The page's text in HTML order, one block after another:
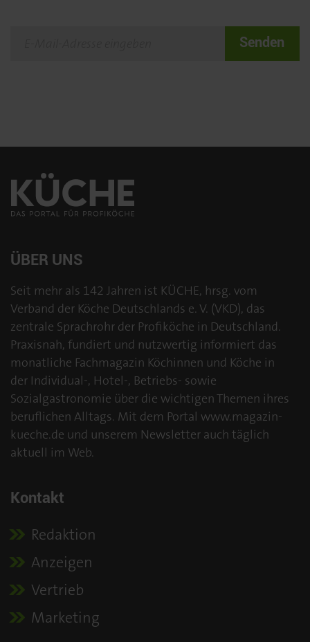
Senden
ÜBER UNS
Seit mehr als 142 Jahren ist KÜCHE, hrsg. vom
Verband der Köche Deutschlands e. V. (VKD), das
zentrale Sprachrohr der Profiköche in Deutschland.
Praxisnah, fundiert und nutzwertig informiert das
monatliche Fachmagazin Köchinnen und Köche in
der Individual-, Hotel-, Betriebs- sowie
Sozialgastronomie über die wichtigen Themen ihres
beruflichen Alltags. Mit dem Portal www.magazin-
kueche.de und unserem Newsletter auch täglich
aktuell im Web.
Kontakt
Redaktion
Anzeigen
Vertrieb
Marketing